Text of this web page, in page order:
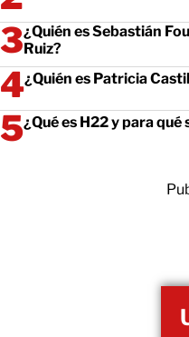
¿Quién es Sebastián
Ruiz?
¿Quién es Patricia
¿Qué es H22 y para